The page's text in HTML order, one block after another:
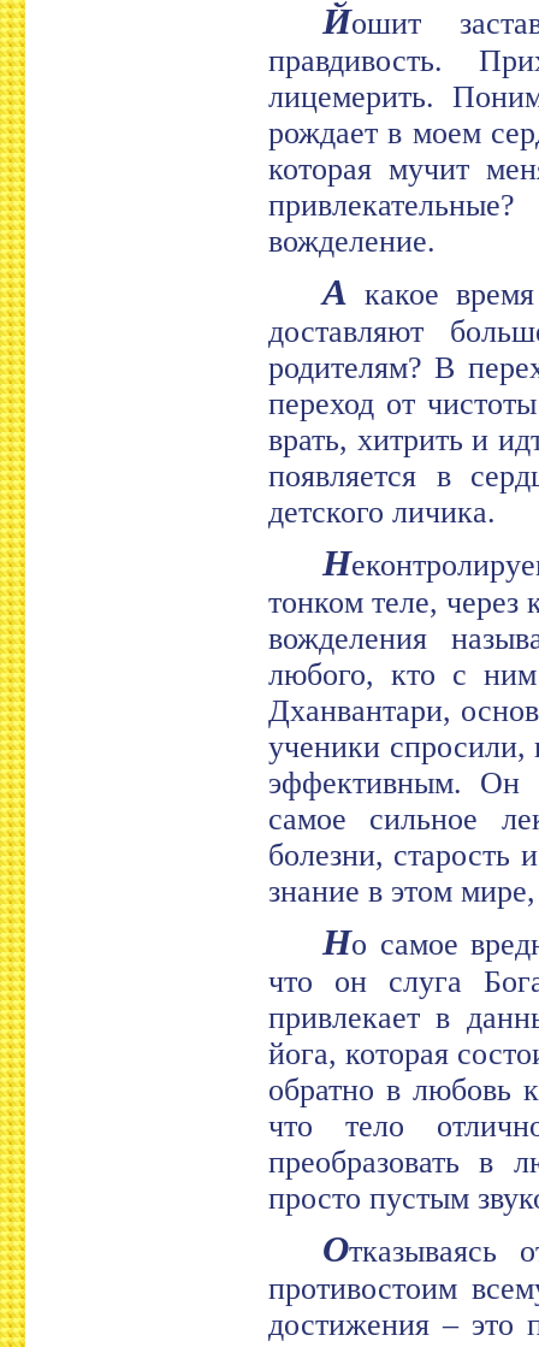
Йошит
правдивость.
лицемерить.
рождает в моем
которая мучит
вожделение.
А какое
доставляют
родителям? В
переход от
врать, хитрить и
появляется в
детского личика.
Н
тонком теле, через
вожделения
любого, кто с
Дханвантари,
ученики спросили,
эффективным. Он
самое сильное
болезни, старость
знание в этом
Но самое
что он слуга
привлекает в
йога, которая
обратно в любовь
что тело
преобразовать в
просто пустым
Отказываясь
противостоим
достижения – это